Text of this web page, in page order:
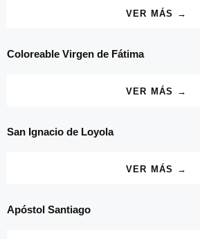
VER MÁS →
Coloreable Virgen de Fátima
VER MÁS →
San Ignacio de Loyola
VER MÁS →
Apóstol Santiago